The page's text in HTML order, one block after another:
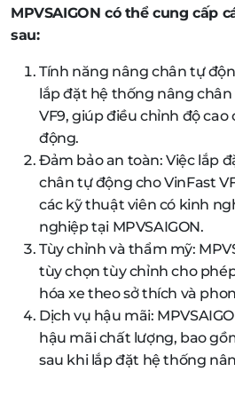
MPVSAIGON có thể cung cấp
sau:
Tính năng nâng chân tự
lắp đặt hệ thống nâng
VF9, giúp điều chỉnh độ
động.
Đảm bảo an toàn: Việc lắp
chân tự động cho VinFast
các kỹ thuật viên có kinh
nghiệp tại MPVSAIGON.
Tùy chỉnh và thẩm mỹ:
tùy chọn tùy chỉnh cho
hóa xe theo sở thích và
Dịch vụ hậu mãi:
hậu mãi chất lượng, bao
sau khi lắp đặt hệ thống